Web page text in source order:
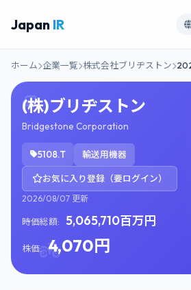
Japan IR
ホーム 企業一覧 株式会社ブリヂストン
(株)ブリヂストン
Bridgestone Corporation
5108.T 輸送用機器
お気に入り登録（要ログイン）
2026/08/07 更新
時価総額: 5,065,710百万円
株価: 4,070円